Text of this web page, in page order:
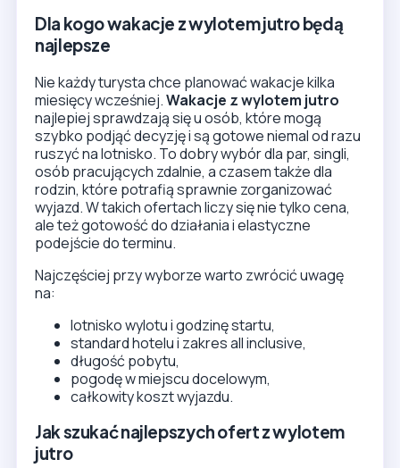
podejście do terminu.
Najczęściej przy wyborze warto zwrócić uwagę
na:
lotnisko wylotu i godzinę startu,
standard hotelu i zakres all inclusive,
długość pobytu,
pogodę w miejscu docelowym,
całkowity koszt wyjazdu.
Jak szukać najlepszych ofert z wylotem
jutro
Przy ofertach typuwakacje z wylotem jutro
najlepiej od razu zawęzić wybór do
preferowany kierunek i lotnisko, z którego jesteś
w stanie wygodnie wylecieć. Dzięki temu łatwiej
porównać dostępne propozycje i nie tracić czasu
na przypadkowe oferty, które nie pasują do
Twoich planów. Warto również sprawdzić, czy
wyżywienie zgodne z warunkami danej oferty.
Osoby szukające